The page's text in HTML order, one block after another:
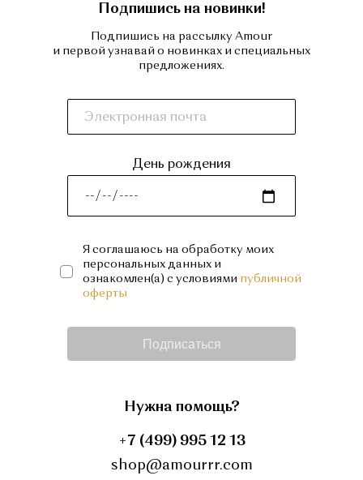
Подпишись на новинки!
Подпишись на рассылку Amour
и первой узнавай о новинках и специальных
предложениях.
День рождения
Я соглашаюсь на обработку моих
персональных данных и
ознакомлен(а) с условиями публичной
оферты
Подписаться
Нужна помощь?
+7 (499) 995 12 13
shop@amourrr.com